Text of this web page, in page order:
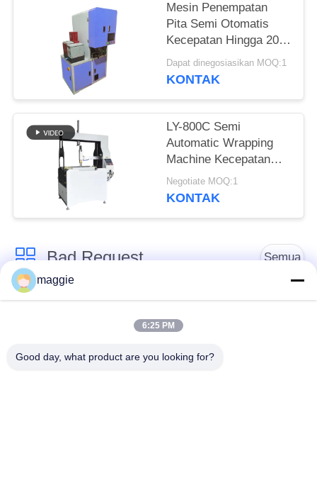
Mesin Penempatan
Pita Semi Otomatis
Kecepatan Hingga 20-
25 Pcs / Menit
Dapat dinegosiasikan MOQ:1
KONTAK
LY-800C Semi
Automatic Wrapping
Machine Kecepatan
hingga 16-22pcs/Min
Negotiate MOQ:1
KONTAK
Bad Request Semua
Mesin Pembuat
mesin kardus
membuat kotak
Automatic Paper Box
Automatic Case
maggie
6:25 PM
Good day, what product are you looking for?